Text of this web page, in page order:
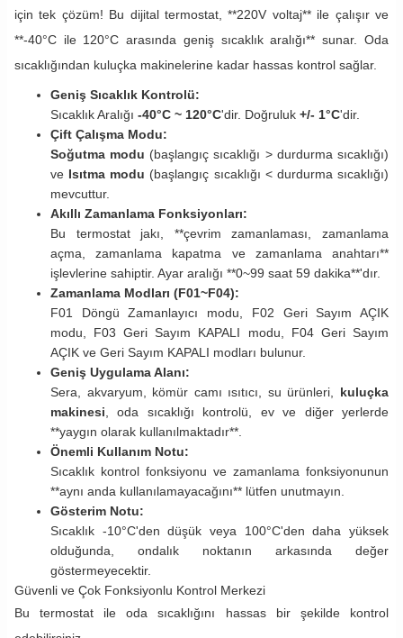
için tek çözüm! Bu dijital termostat, **220V voltaj** ile çalışır ve
**-40°C ile 120°C arasında geniş sıcaklık aralığı** sunar. Oda
sıcaklığından kuluçka makinelerine kadar hassas kontrol sağlar.
Geniş Sıcaklık Kontrolü:
Sıcaklık Aralığı -40°C ~ 120°C'dir. Doğruluk +/- 1°C'dir.
Çift Çalışma Modu:
Soğutma modu (başlangıç sıcaklığı > durdurma sıcaklığı)
ve Isıtma modu (başlangıç sıcaklığı < durdurma sıcaklığı)
mevcuttur.
Akıllı Zamanlama Fonksiyonları:
Bu termostat jakı, **çevrim zamanlaması, zamanlama
açma, zamanlama kapatma ve zamanlama anahtarı**
işlevlerine sahiptir. Ayar aralığı **0~99 saat 59 dakika**'dır.
Zamanlama Modları (F01~F04):
F01 Döngü Zamanlayıcı modu, F02 Geri Sayım AÇIK
modu, F03 Geri Sayım KAPALI modu, F04 Geri Sayım
AÇIK ve Geri Sayım KAPALI modları bulunur.
Geniş Uygulama Alanı:
Sera, akvaryum, kömür camı ısıtıcı, su ürünleri, kuluçka
makinesi , oda sıcaklığı kontrolü, ev ve diğer yerlerde
**yaygın olarak kullanılmaktadır**.
Önemli Kullanım Notu:
Sıcaklık kontrol fonksiyonu ve zamanlama fonksiyonunun
**aynı anda kullanılamayacağını** lütfen unutmayın.
Gösterim Notu:
Sıcaklık -10°C'den düşük veya 100°C'den daha yüksek
olduğunda, ondalık noktanın arkasında değer
göstermeyecektir.
Güvenli ve Çok Fonksiyonlu Kontrol Merkezi
Bu termostat ile oda sıcaklığını hassas bir şekilde kontrol